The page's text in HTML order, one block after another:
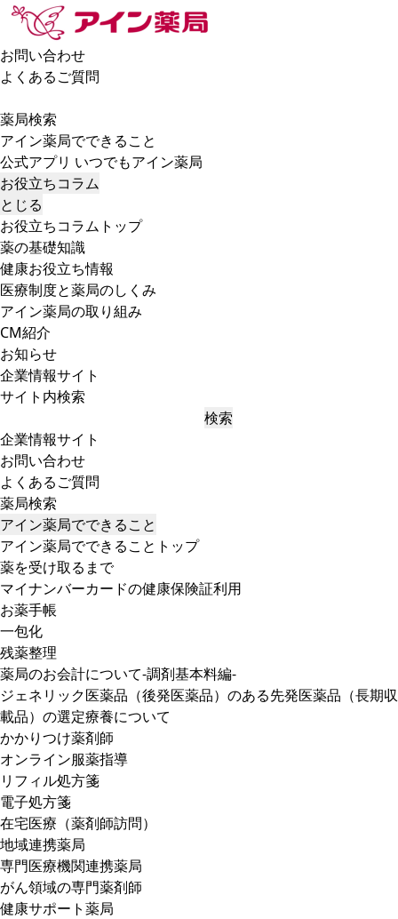
お問い合わせ
よくあるご質問
薬局検索
アイン薬局でできること
公式アプリ いつでもアイン薬局
お役立ちコラム
とじる
お役立ちコラムトップ
薬の基礎知識
健康お役立ち情報
医療制度と薬局のしくみ
アイン薬局の取り組み
CM紹介
お知らせ
企業情報サイト
サイト内検索
検索
企業情報サイト
お問い合わせ
よくあるご質問
薬局検索
アイン薬局でできること
アイン薬局でできることトップ
薬を受け取るまで
マイナンバーカードの健康保険証利用
お薬手帳
一包化
残薬整理
薬局のお会計について-調剤基本料編-
ジェネリック医薬品（後発医薬品）のある先発医薬品（長期収
載品）の選定療養について
かかりつけ薬剤師
オンライン服薬指導
リフィル処方箋
電子処方箋
在宅医療（薬剤師訪問）
地域連携薬局
専門医療機関連携薬局
がん領域の専門薬剤師
健康サポート薬局